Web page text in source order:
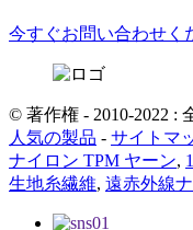
今すぐお問い合わせく
© 著作権 - 2010-2022 :
人気の製品 - サイトマ
ナイロン TPM ヤーン,
生地糸繊維, 遠赤外線